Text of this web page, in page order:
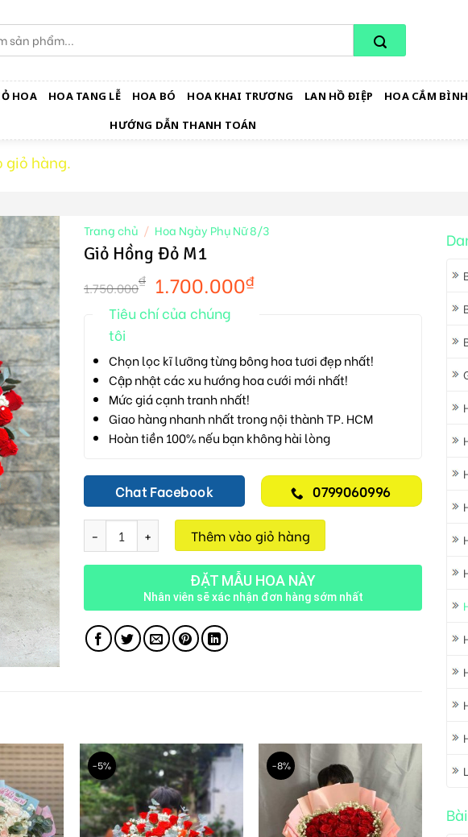
HOA HOA TANG LỄ HOA BÓ HOA KHAI TRƯƠNG LAN HỒ ĐIỆP HOA CẮM BÌNH
HƯỚNG DẪN THANH TOÁN
giỏ hàng.
Trang chủ / Hoa Ngày Phụ Nữ 8/3
Giỏ Hồng Đỏ M1
1.750.000₫ 1.700.000₫
Tiêu chí của chúng
tôi
Chọn lọc kĩ lưỡng từng bông hoa tươi đẹp nhất!
Cập nhật các xu hướng hoa cưới mới nhất!
Mức giá cạnh tranh nhất!
Giao hàng nhanh nhất trong nội thành TP. HCM
Hoàn tiền 100% nếu bạn không hài lòng
Chat Facebook 0799060996
Giỏ Hồng Đỏ M1 số lượngThêm vào giỏ hàng
ĐẶT MẪU HOA NÀY
Nhân viên sẽ xác nhận đơn hàng sớm nhất
-5% -8%